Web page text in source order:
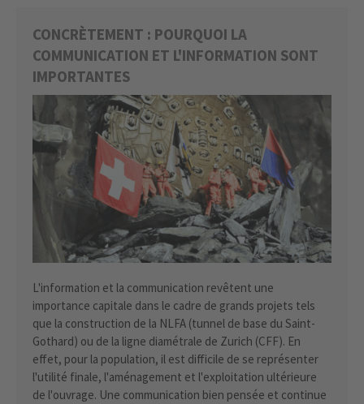
CONCRÈTEMENT : POURQUOI LA
COMMUNICATION ET L'INFORMATION SONT
IMPORTANTES
L'information et la communication revêtent une
importance capitale dans le cadre de grands projets tels
que la construction de la NLFA (tunnel de base du Saint-
Gothard) ou de la ligne diamétrale de Zurich (CFF). En
effet, pour la population, il est difficile de se représenter
l'utilité finale, l'aménagement et l'exploitation ultérieure
de l'ouvrage. Une communication bien pensée et continue